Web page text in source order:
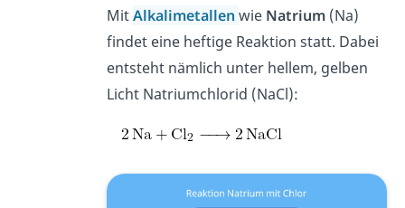
MitAlkalimetallen wie Natrium(Na)
findet eine heftige Reaktion statt. Dabei
entsteht nämlich unter hellem, gelben
Licht Natriumchlorid (NaCl):